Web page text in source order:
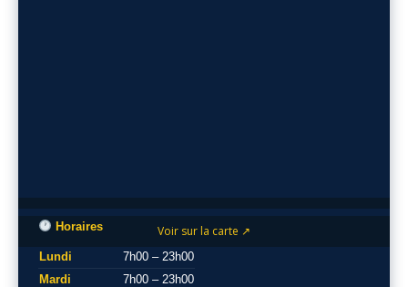
Voir sur la carte ↗
Horaires
Lundi
7h00 – 23h00
Mardi
7h00 – 23h00